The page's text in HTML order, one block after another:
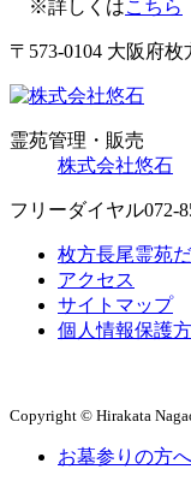
※詳しくはこちら
〒573-0104 大阪府
霊苑管理・販売
株式会社悠石
フリーダイヤル072-
枚方長尾霊苑
アクセス
サイトマップ
個人情報保護
Copyright © Hirakata
お墓参りの方へ